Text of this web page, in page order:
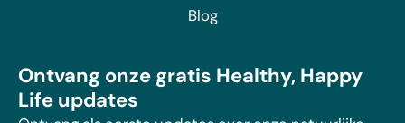
Blog
Ontvang onze gratis Healthy, Happy
Life updates